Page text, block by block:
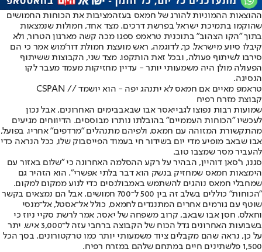
ההוצאות ההמוניות להורג של חמאס בעזהמציבות את הכוחות החמושים
שהוקמו בתמיכת ישראל בפרשת דרכים. מצד אחד, חמולות שנמצאות
בתוך "הקו הצהוב" בתוכנית טראמפ ספגו מכה קשה מארגון הטרור, ולא
קיבלו סיוע מישראל. כך, לדוגמה, ראש מועצת חמולת דור'מוש אמר כי הם
סירבו לשיתוף פעולה, ובכל זאת הותקפו. מצד שני, הקבוצות ששיתוף
הפעולה מולן היה משמעותי יותר - עדיין מחזיקות מעמד מעבר לקו
הנסיגה.
טראמפ מאיים אם חמאס לא יתנהג יפה - הוא יושמד // CSPAN
קבוצת מזרח רפיח
שמועות רבות נפוצו לגבייאסר אבו שבאבבימים האחרונים, אבל נכון
לעכשיו "הכוחות העממיים" בהובלתו נותרו מבוססים. הדיווחים מגיעים
מהתקשורת המזוהה עם חמאס, ולפיהם מתנהלים "מרדפים" אחריו. בפועל,
אבו שבאב מופיע מדי יום בשידור חי בעמוד הפייסבוק שלו, ככל הנראה כדי
להעביר מסר שמצבו טוב.
סגנו, ר'סאן דוהיין, הבהיר על רקע ההסלמה האחרונה כי "שלום באזור עם
הימצאות חמאס שמחזיק בנשק הוא דבר בלתי אפשרי". הוא הזהיר גם
שמחבלי חמאס נוהגים להשתמש באמבולנסים כדי לנוע ממקום למקום.
"הכוחות" כוללים בשלב זה בין 500 ל־700 חמושים, אבל הם נמצאים בקשר
שוטף עם גורמים אחרים המתנגדים לחמאס, כולל אל־אסטל, אל־מנסי
וחאלס. חסן אבו שבאב, קרוב משפחה של יאסר, אמר לרשת סקיי ניוז כי
בשבועות האחרונים גדל הכוח של הקבוצה ברחבי עזה ל־3,000 איש. יתר
על כן, נראה שהם מקבלים ציוד משמעותי יותר כמו טרקטורונים. בסך הכל
1,500 פלשתינים חיים במתחם שלהם במזרח רפיח.